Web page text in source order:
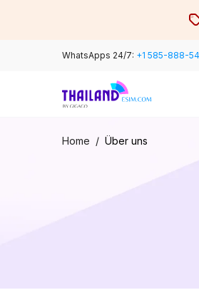
WhatsApps 24/7: +1 585-888-
Home / Über uns